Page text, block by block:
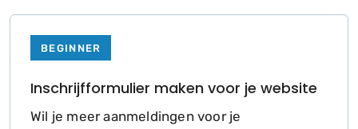
BEGINNER
Inschrijfformulier maken voor je website
Wil je meer aanmeldingen voor je